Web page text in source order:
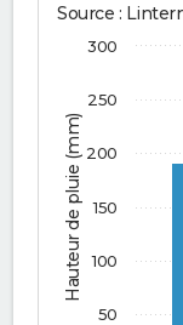
Hauteur de pluie (mm)
Source :
50
100
150
200
250
300